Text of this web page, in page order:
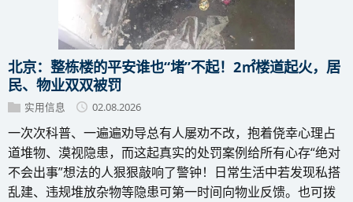
北京：整栋楼的平安谁也“堵”不起！2㎡楼道起火，居
民、物业双双被罚
实用信息 02.08.2026
一次次科普、一遍遍劝导总有人屡劝不改，抱着侥幸心理占
道堆物、漠视隐患，而这起真实的处罚案例给所有心存“绝对
不会出事”想法的人狠狠敲响了警钟！日常生活中若发现私搭
乱建、违规堆放杂物等隐患可第一时间向物业反馈。也可拨